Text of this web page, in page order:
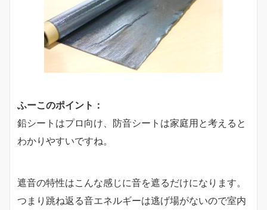
ふーこのポイント：
鉛シートはプロ向け、防音シートは家庭用と考えると
わかりやすいですね。
遮音の特性はこんな感じに音を遮るだけになります。
つまり跳ね返る音エネルギーは逃げ場がないので室内